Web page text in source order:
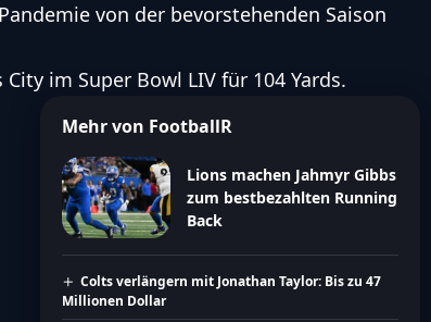
von der bevorstehenden Saison
im Super Bowl LIV für 104 Yards.
Mehr von FootballR
Lions machen Jahmyr Gibbs
zum bestbezahlten Running
Back
Colts verlängern mit Jonathan Taylor: Bis zu 47
Millionen Dollar